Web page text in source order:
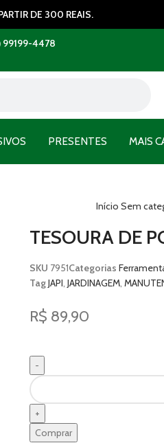
DE 300 REAIS.
99199-4478
PRESENTES MAIS
InícioSem
TESOURA DE
SKU 7951Categorias
TagJAPI, JARDINAGEM,
R$ 89,90
Comprar